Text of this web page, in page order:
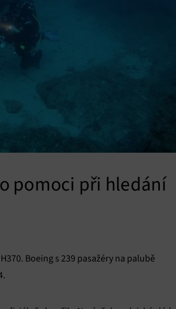
pomoci při hledání
Boeing s 239 pasažéry na palubě